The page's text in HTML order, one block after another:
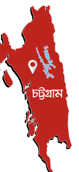
যাবে ৬ সিনেমা
৮ আগস্ট, ২০২৬
হোক জীবন দেখার
৭ আগস্ট, ২০২৬
উচ্চপদস্থ কর্মকর্তা
৬ আগস্ট, ২০২৬
জাদুঘর
৬ আগস্ট, ২০২৬